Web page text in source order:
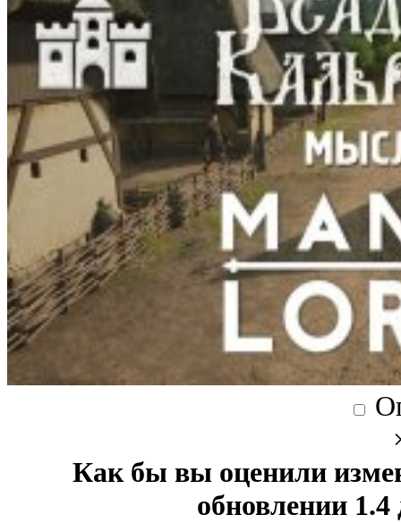
Как бы вы оценили
обновлении